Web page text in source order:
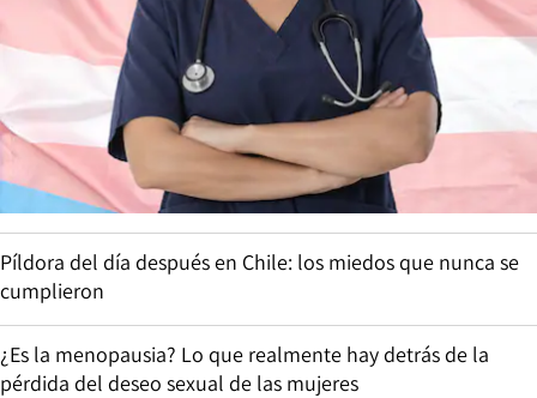
Píldora del día después en Chile: los miedos que nunca se
cumplieron
¿Es la menopausia? Lo que realmente hay detrás de la
pérdida del deseo sexual de las mujeres